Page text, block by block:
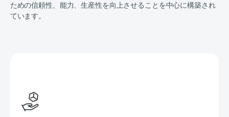
ための信頼性、能力、生産性を向上させることを中心に構築され
ています。